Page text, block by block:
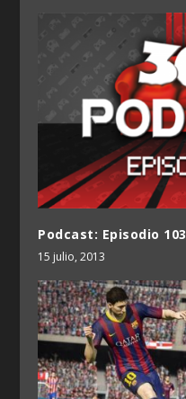
Podcast: Episodio 103
15 julio, 2013